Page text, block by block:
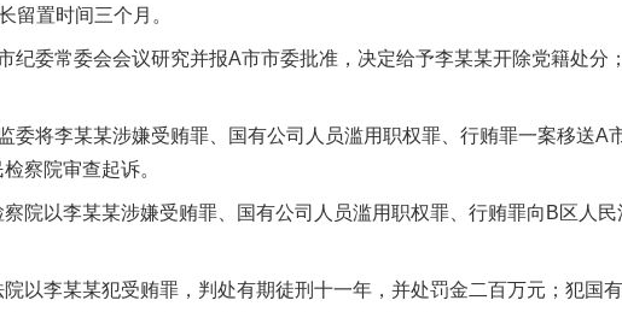
留置时间三个月。
委常委会会议研究并报A市市委批准，决定给予李某某开除党籍处分
将李某某涉嫌受贿罪、国有公司人员滥用职权罪、行贿罪一案移送A
察院审查起诉。
以李某某涉嫌受贿罪、国有公司人员滥用职权罪、行贿罪向B区人民
李某某犯受贿罪，判处有期徒刑十一年，并处罚金二百万元；犯国